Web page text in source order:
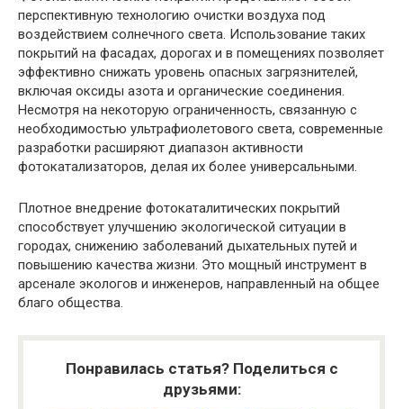
перспективную технологию очистки воздуха под
воздействием солнечного света. Использование таких
покрытий на фасадах, дорогах и в помещениях позволяет
эффективно снижать уровень опасных загрязнителей,
включая оксиды азота и органические соединения.
Несмотря на некоторую ограниченность, связанную с
необходимостью ультрафиолетового света, современные
разработки расширяют диапазон активности
фотокатализаторов, делая их более универсальными.
Плотное внедрение фотокаталитических покрытий
способствует улучшению экологической ситуации в
городах, снижению заболеваний дыхательных путей и
повышению качества жизни. Это мощный инструмент в
арсенале экологов и инженеров, направленный на общее
благо общества.
Понравилась статья? Поделиться с
друзьями: